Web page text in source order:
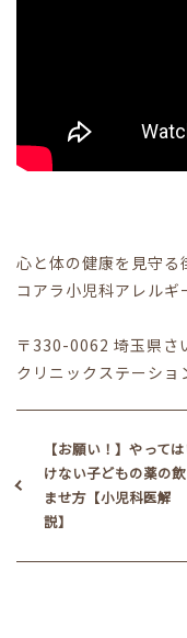
心と体の健康を見守る
コアラ小児科アレルギ
〒330-0062 埼玉県さ
クリニックステーショ
【お願い！】やって
けない子どもの薬の飲
ませ方【小児科医解
説】